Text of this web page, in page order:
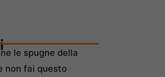
le spugne della
non fai questo